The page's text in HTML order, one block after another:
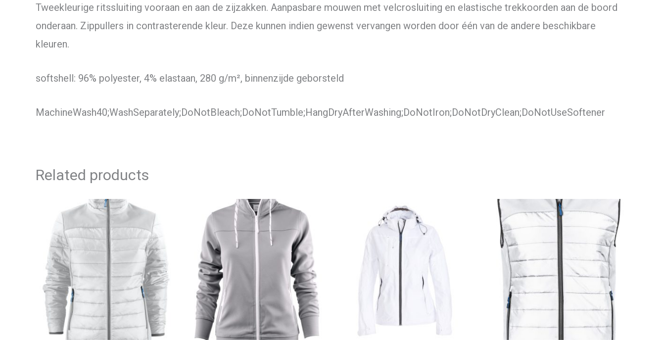
Tweekleurige ritssluiting vooraan en aan de zijzakken. Aanpasbare mouwen met velcrosluiting en elastische trekkoorden aan de boord
onderaan. Zippullers in contrasterende kleur. Deze kunnen indien gewenst vervangen worden door één van de andere beschikbare
kleuren.
softshell: 96% polyester, 4% elastaan, 280 g/m², binnenzijde geborsteld
MachineWash40;WashSeparately;DoNotBleach;DoNotTumble;HangDryAfterWashing;DoNotIron;DoNotDryClean;DoNotUseSoftener
Related products